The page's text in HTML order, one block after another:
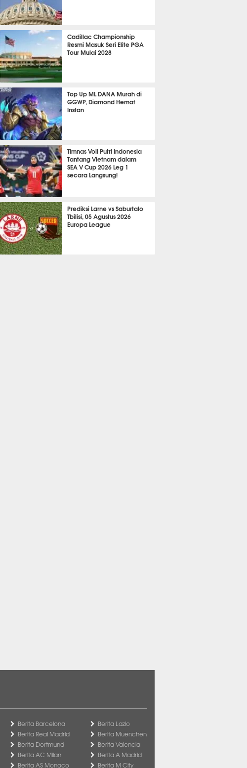
TINJU
Cadillac Championship
Resmi Masuk Seri Elite PGA
Tour Mulai 2028
GOLF
Top Up ML DANA Murah di
GGWP, Diamond Hemat
Instan
ESPORTS
Timnas Voli Putri Indonesia
Tantang Vietnam dalam
SEA V Cup 2026 Leg 1
secara Langsung!
OLAHRAGA LAIN
Prediksi Larne vs Saburtalo
Tbilisi, 05 Agustus 2026
Europa League
Berita Barcelona
Berita Real Madrid
Berita Dortmund
Berita AC Milan
Berita AS Monaco
Berita Lazio
Berita Muenchen
Berita Valencia
Berita A Madrid
Berita M City